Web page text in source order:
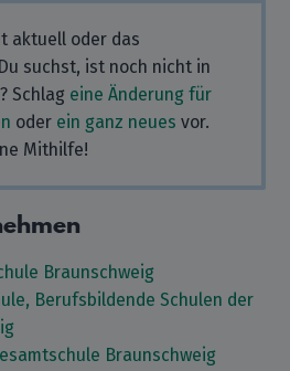
aktuell oder das
suchst, ist noch nicht in
Schlag eine Änderung für
oder ein ganz neues vor.
Mithilfe!
Braunschweig
Berufsbildende Schulen der
Braunschweig